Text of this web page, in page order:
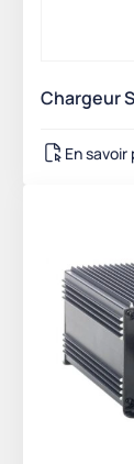
Chargeur
En savoir